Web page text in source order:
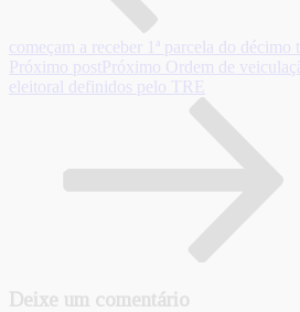
começam a receber 1ª parcela do décimo
Próximo post Próximo Ordem de
eleitoral definidos pelo TRE
Deixe um comentário